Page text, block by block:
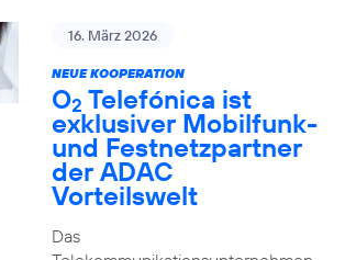
16. März 2026
NEUE KOOPERATION
O2 Telefónica ist
exklusiver Mobilfunk-
und Festnetzpartner
der ADAC
Vorteilswelt
Das